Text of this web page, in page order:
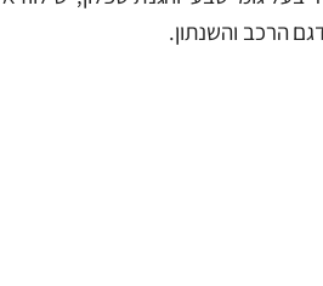
הרכב והשנתון.